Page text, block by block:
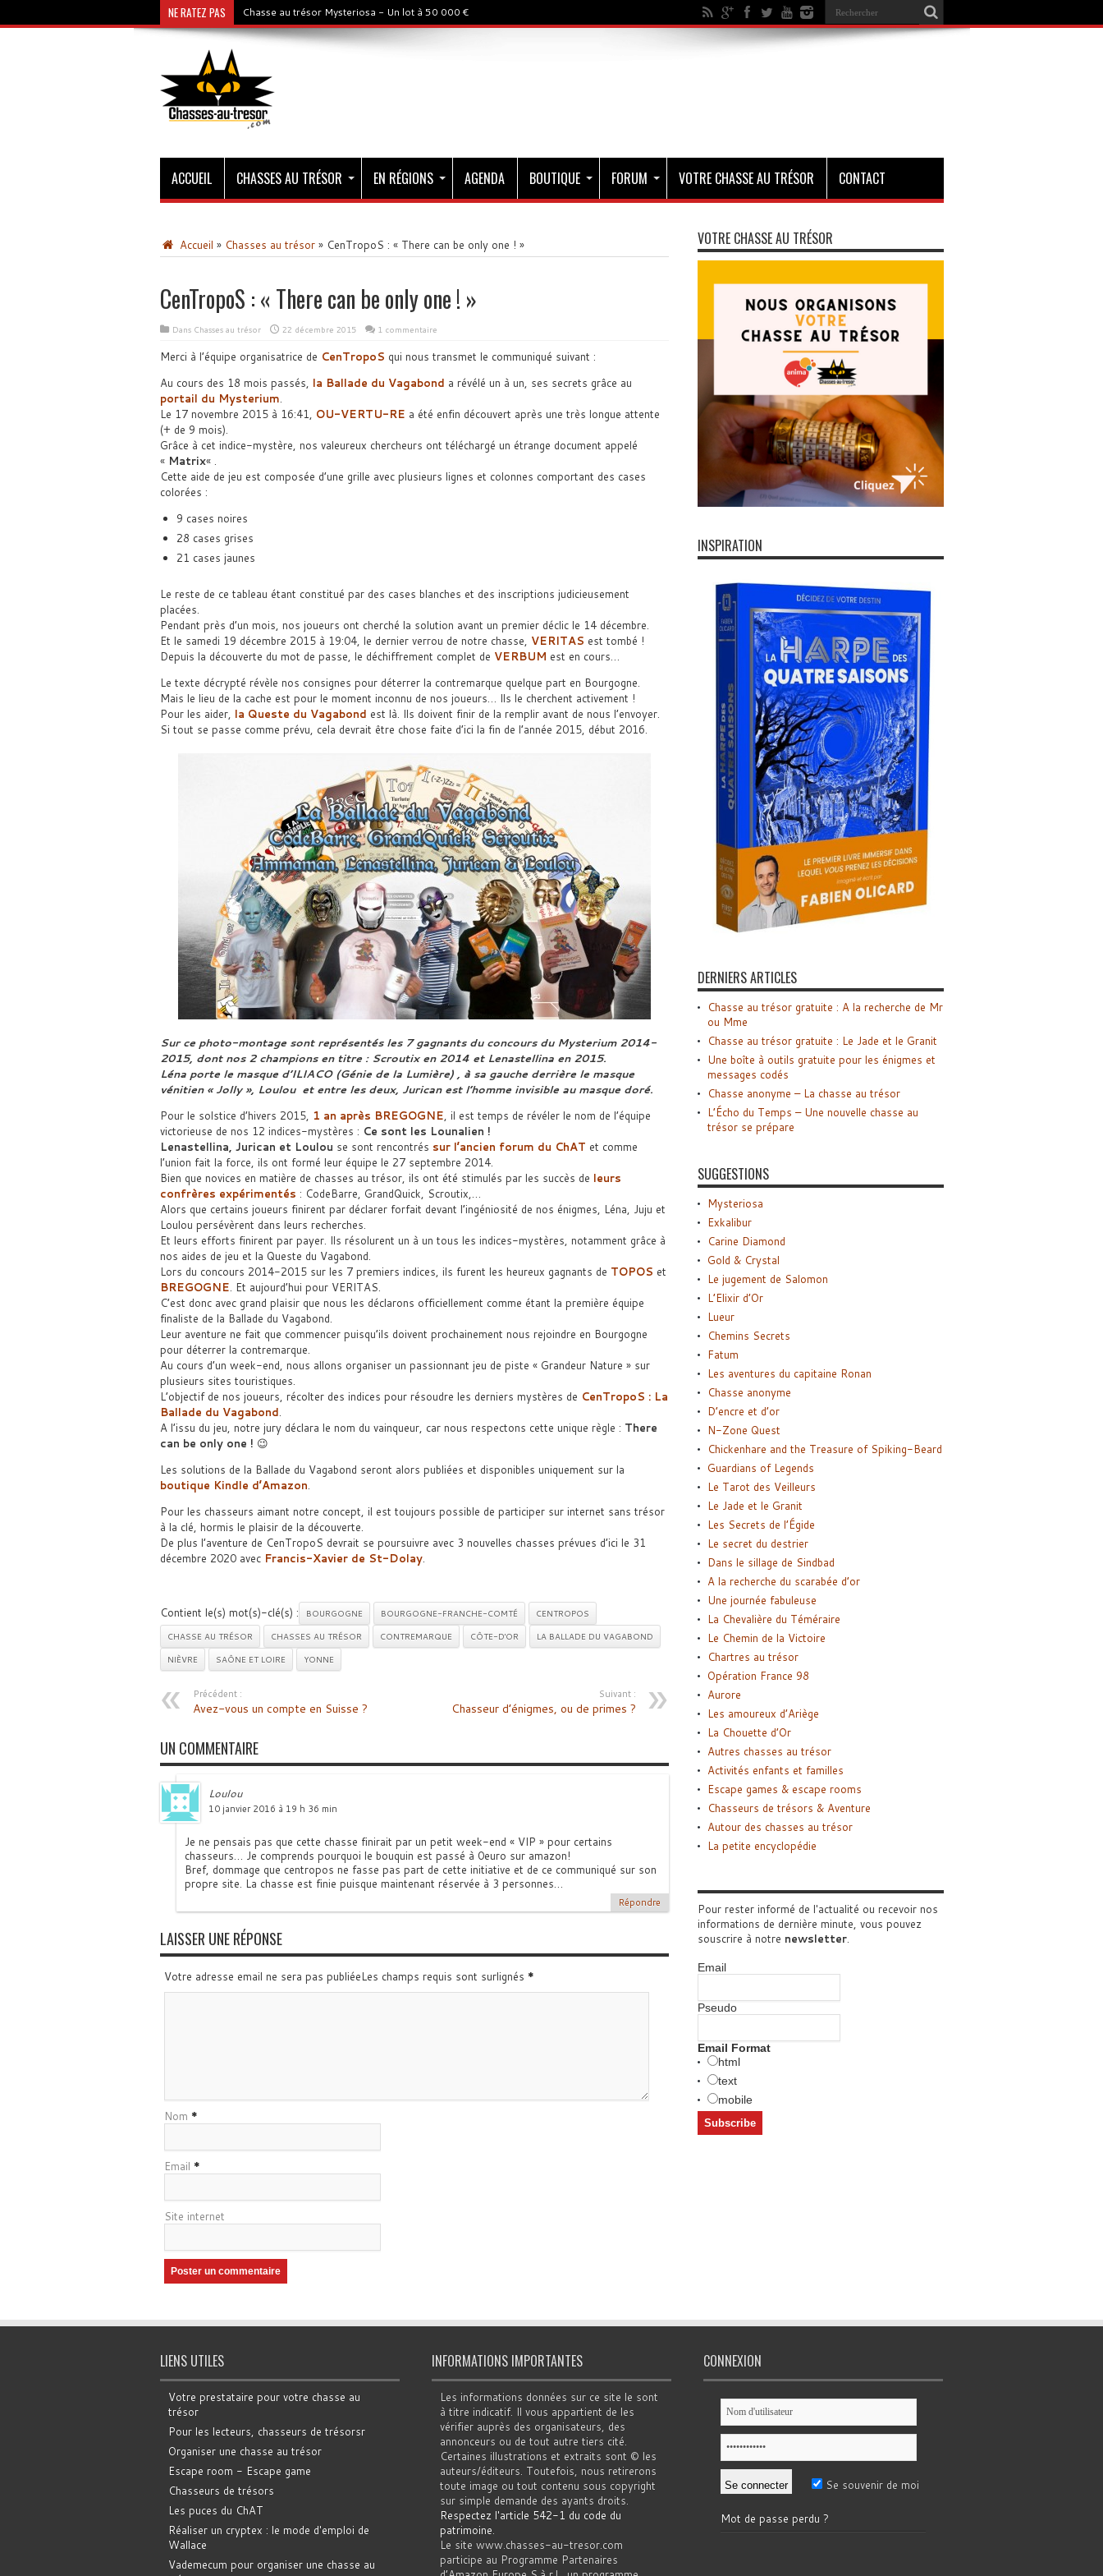
NE RATEZ PAS Chasse au trésor Mysteriosa - Un lot à 50 000 €
ACCUEIL CHASSES AU TRÉSOR EN RÉGIONS AGENDA BOUTIQUE FORUM VOTRE CHASSE AU TRÉSOR CONTACT
Accueil » Chasses au trésor » CenTropoS : « There can be only one ! »
CenTropoS : « There can be only one ! »
Dans Chasses au trésor 22 décembre 2015 1 commentaire
Merci à l’équipe organisatrice de CenTropoS qui nous transmet le communiqué suivant :
Au cours des 18 mois passés, la Ballade du Vagabond a révélé un à un, ses secrets grâce au
portail du Mysterium.
Le 17 novembre 2015 à 16:41, OU-VERTU-RE a été enfin découvert après une très longue attente
(+ de 9 mois).
Grâce à cet indice-mystère, nos valeureux chercheurs ont téléchargé un étrange document appelé
« Matrix« .
Cette aide de jeu est composée d’une grille avec plusieurs lignes et colonnes comportant des cases
colorées :
9 cases noires
28 cases grises
21 cases jaunes
Le reste de ce tableau étant constitué par des cases blanches et des inscriptions judicieusement
placées.
Pendant près d’un mois, nos joueurs ont cherché la solution avant un premier déclic le 14 décembre.
Et le samedi 19 décembre 2015 à 19:04, le dernier verrou de notre chasse, VERITAS est tombé !
Depuis la découverte du mot de passe, le déchiffrement complet de VERBUM est en cours…
Le texte décrypté révèle nos consignes pour déterrer la contremarque quelque part en Bourgogne.
Mais le lieu de la cache est pour le moment inconnu de nos joueurs… Ils le cherchent activement !
Pour les aider, la Queste du Vagabond est là. Ils doivent finir de la remplir avant de nous l’envoyer.
Si tout se passe comme prévu, cela devrait être chose faite d’ici la fin de l’année 2015, début 2016.
Sur ce photo-montage sont représentés les 7 gagnants du concours du Mysterium 2014-
2015, dont nos 2 champions en titre : Scroutix en 2014 et Lenastellina en 2015.
Léna porte le masque d’ILIACO (Génie de la Lumière), à sa gauche derrière le masque
vénitien « Jolly », Loulou et entre les deux, Jurican est l’homme invisible au masque doré.
Pour le solstice d’hivers 2015, 1 an après BREGOGNE, il est temps de révéler le nom de l’équipe
victorieuse de nos 12 indices-mystères : Ce sont les Lounalien !
Lenastellina, Jurican et Loulou se sont rencontrés sur l’ancien forum du ChAT et comme
l’union fait la force, ils ont formé leur équipe le 27 septembre 2014.
Bien que novices en matière de chasses au trésor, ils ont été stimulés par les succès de leurs
confrères expérimentés : CodeBarre, GrandQuick, Scroutix,…
Alors que certains joueurs finirent par déclarer forfait devant l’ingéniosité de nos énigmes, Léna, Juju et
Loulou persévèrent dans leurs recherches.
Et leurs efforts finirent par payer. Ils résolurent un à un tous les indices-mystères, notamment grâce à
nos aides de jeu et la Queste du Vagabond.
Lors du concours 2014-2015 sur les 7 premiers indices, ils furent les heureux gagnants de TOPOS et
BREGOGNE. Et aujourd’hui pour VERITAS.
C’est donc avec grand plaisir que nous les déclarons officiellement comme étant la première équipe
finaliste de la Ballade du Vagabond.
Leur aventure ne fait que commencer puisqu’ils doivent prochainement nous rejoindre en Bourgogne
pour déterrer la contremarque.
Au cours d’un week-end, nous allons organiser un passionnant jeu de piste « Grandeur Nature » sur
plusieurs sites touristiques.
L’objectif de nos joueurs, récolter des indices pour résoudre les derniers mystères de CenTropoS : La
Ballade du Vagabond.
A l’issu du jeu, notre jury déclara le nom du vainqueur, car nous respectons cette unique règle : There
can be only one ! 😉
Les solutions de la Ballade du Vagabond seront alors publiées et disponibles uniquement sur la
boutique Kindle d’Amazon.
Pour les chasseurs aimant notre concept, il est toujours possible de participer sur internet sans trésor
à la clé, hormis le plaisir de la découverte.
De plus l’aventure de CenTropoS devrait se poursuivre avec 3 nouvelles chasses prévues d’ici le 31
décembre 2020 avec Francis-Xavier de St-Dolay.
Contient le(s) mot(s)-clé(s) : BOURGOGNE BOURGOGNE-FRANCHE-COMTÉ
CENTROPOS
CHASSE AU TRÉSOR
CHASSES AU TRÉSOR CONTREMARQUE CÔTE-D'OR
LA BALLADE DU VAGABOND
NIÈVRE
SAÔNE ET LOIRE YONNE
Précédent :
Avez-vous un compte en Suisse ?
Suivant :
Chasseur d’énigmes, ou de primes ?
UN COMMENTAIRE
Loulou
10 janvier 2016 à 19 h 36 min
Je ne pensais pas que cette chasse finirait par un petit week-end « VIP » pour certains
chasseurs… Je comprends pourquoi le bouquin est passé à 0euro sur amazon!
Bref, dommage que centropos ne fasse pas part de cette initiative et de ce communiqué sur son
propre site. La chasse est finie puisque maintenant réservée à 3 personnes…
Répondre
LAISSER UNE RÉPONSE
Votre adresse email ne sera pas publiéeLes champs requis sont surlignés *
Nom *
Email *
Site internet
VOTRE CHASSE AU TRÉSOR
INSPIRATION
DERNIERS ARTICLES
Chasse au trésor gratuite : A la recherche de Mr
ou Mme
Chasse au trésor gratuite : Le Jade et le Granit
Une boîte à outils gratuite pour les énigmes et
messages codés
Chasse anonyme – La chasse au trésor
L’Écho du Temps – Une nouvelle chasse au
trésor se prépare
SUGGESTIONS
Mysteriosa
Exkalibur
Carine Diamond
Gold & Crystal
Le jugement de Salomon
L’Elixir d’Or
Lueur
Chemins Secrets
Fatum
Les aventures du capitaine Ronan
Chasse anonyme
D’encre et d’or
N-Zone Quest
Chickenhare and the Treasure of Spiking-Beard
Guardians of Legends
Le Tarot des Veilleurs
Le Jade et le Granit
Les Secrets de l’Égide
Le secret du destrier
Dans le sillage de Sindbad
A la recherche du scarabée d’or
Une journée fabuleuse
La Chevalière du Téméraire
Le Chemin de la Victoire
Chartres au trésor
Opération France 98
Aurore
Les amoureux d’Ariège
La Chouette d’Or
Autres chasses au trésor
Activités enfants et familles
Escape games & escape rooms
Chasseurs de trésors & Aventure
Autour des chasses au trésor
La petite encyclopédie
Pour rester informé de l'actualité ou recevoir nos
informations de dernière minute, vous pouvez
souscrire à notre newsletter.
Email
Pseudo
Email Format
html
text
mobile
LIENS UTILES
Votre prestataire pour votre chasse au
trésor
Pour les lecteurs, chasseurs de trésorsr
Organiser une chasse au trésor
Escape room - Escape game
Chasseurs de trésors
Les puces du ChAT
Réaliser un cryptex : le mode d'emploi de
Wallace
Vademecum pour organiser une chasse au
INFORMATIONS IMPORTANTES
Les informations données sur ce site le sont
à titre indicatif. Il vous appartient de les
vérifier auprès des organisateurs, des
annonceurs ou de tout autre tiers cité.
Certaines illustrations et extraits sont © les
auteurs/éditeurs. Toutefois, nous retirerons
toute image ou tout contenu sous copyright
sur simple demande des ayants droits.
Respectez l'article 542-1 du code du
patrimoine.
Le site www.chasses-au-tresor.com
participe au Programme Partenaires
CONNEXION
Se souvenir de moi
Mot de passe perdu ?